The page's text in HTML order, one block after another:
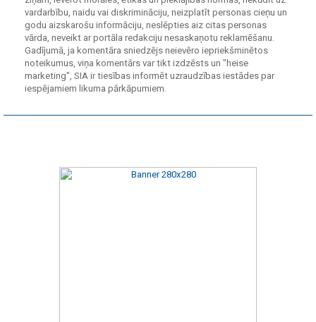
vardarbību, naidu vai diskrimināciju, neizplatīt personas cieņu un
godu aizskarošu informāciju, neslēpties aiz citas personas
vārda, neveikt ar portāla redakciju nesaskaņotu reklamēšanu.
Gadījumā, ja komentāra sniedzējs neievēro iepriekšminētos
noteikumus, viņa komentārs var tikt izdzēsts un "heise
marketing", SIA ir tiesības informēt uzraudzības iestādes par
iespējamiem likuma pārkāpumiem.